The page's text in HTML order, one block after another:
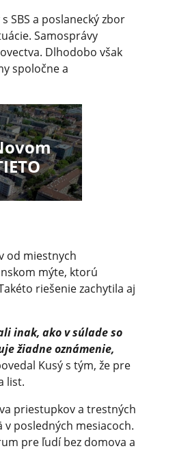
SBS a poslanecký zbor
Samosprávy
Dlhodobo však
spoločne a
od miestnych
mýte, ktorú
riešenie zachytila aj
inak, ako v súlade so
žiadne oznámenie,
Kusý s tým, že pre
list.
priestupkov a trestných
v posledných mesiacoch.
pre ľudí bez domova a